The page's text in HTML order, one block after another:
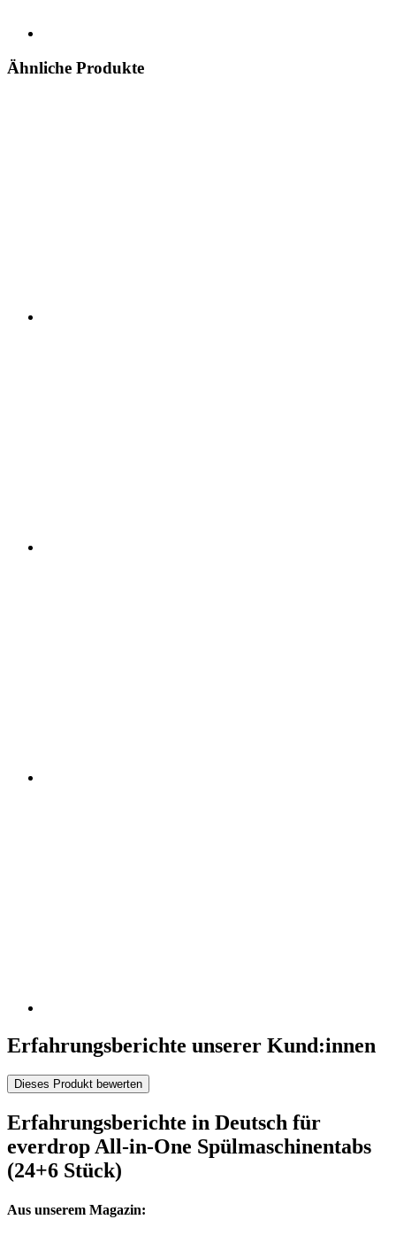
Ähnliche Produkte
Erfahrungsberichte unserer Kund:innen
Dieses Produkt bewerten
Erfahrungsberichte in Deutsch für
everdrop All-in-One Spülmaschinentabs
(24+6 Stück)
Aus unserem Magazin: